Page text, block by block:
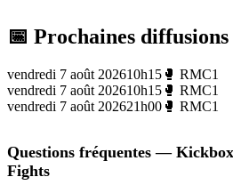
📅 Prochaines diffusions
vendredi 7 août 202610h15 🥊 RMC1
vendredi 7 août 202610h15 🥊 RMC1
vendredi 7 août 202621h00 🥊 RMC1
Questions fréquentes —
Fights